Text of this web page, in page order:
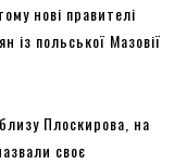
нові правителі
із польської Мазовії
Плоскирова, на
своє